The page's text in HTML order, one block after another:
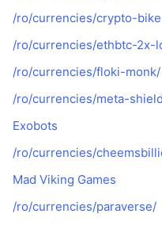
Rate de finanțare
Învață și Câștigă
Calendare
Calendar ICO
/ro/currencies/crypto-
/ro/currencies/ethbtc-2x-
/ro/currencies/floki-monk/
/ro/currencies/meta-
Exobots
/ro/currencies/
Mad Viking Games
/ro/currencies/paraverse/